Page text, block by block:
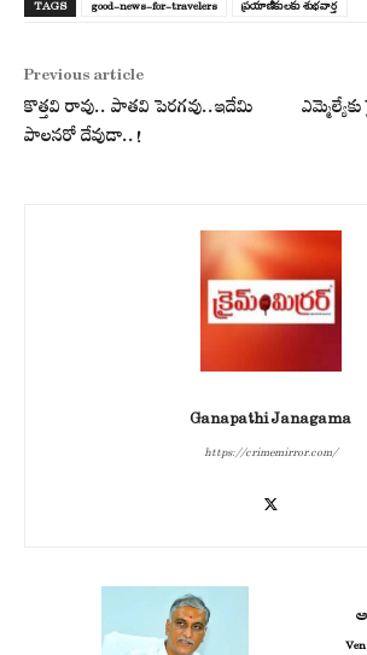
TAGS good-news-for-travelers ప్ర‌యాణీకుల‌కు శుభవార్త‌
Previous article
కొత్తవి రావు.. పాతవి పెరగవు..ఇదేమి
పాలనరో దేవుడా..!
Ganapathi Janagama
https://crimemirror.com/